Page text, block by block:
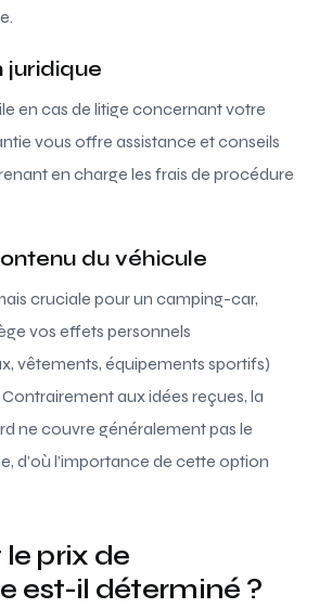
juridique
en cas de litige concernant votre
vous offre assistance et conseils
en charge les frais de procédure
du véhicule
cruciale pour un camping-car,
vos effets personnels
vêtements, équipements sportifs)
aux idées reçues, la
ne couvre généralement pas le
d’où l’importance de cette option
prix de
est-il déterminé ?